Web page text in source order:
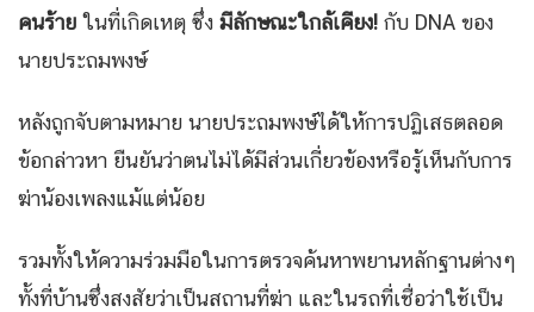
คนร้าย ในที่เกิดเหตุ ซึ่ง มีลักษณะใกล้เคียง! กับ DNA ของ
นายประถมพงษ์
หลังถูกจับตามหมาย นายประถมพงษ์ได้ให้การปฏิเสธตลอด
ข้อกล่าวหา ยืนยันว่าตนไม่ได้มีส่วนเกี่ยวข้องหรือรู้เห็นกับการ
ฆ่าน้องเพลงแม้แต่น้อย
รวมทั้งให้ความร่วมมือในการตรวจค้นหาพยานหลักฐานต่างๆ
ทั้งที่บ้านซึ่งสงสัยว่าเป็นสถานที่ฆ่า และในรถที่เชื่อว่าใช้เป็น